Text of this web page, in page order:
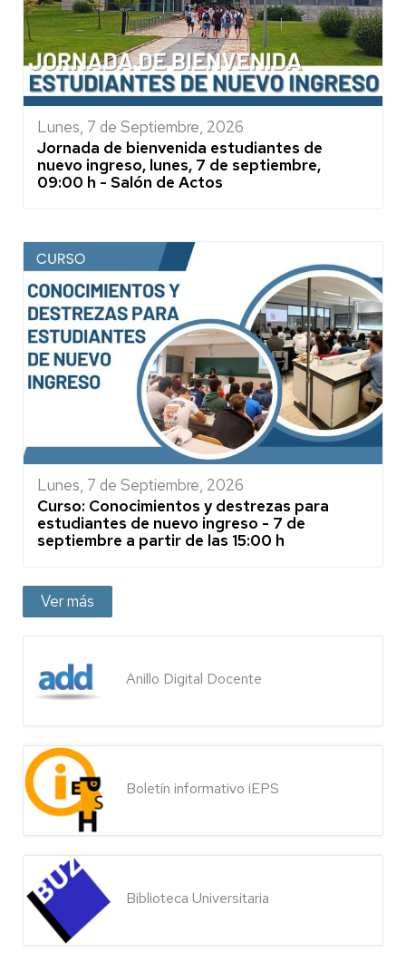
Lunes, 7 de Septiembre, 2026
Jornada de bienvenida estudiantes de
nuevo ingreso, lunes, 7 de septiembre,
09:00 h - Salón de Actos
Lunes, 7 de Septiembre, 2026
Curso: Conocimientos y destrezas para
estudiantes de nuevo ingreso - 7 de
septiembre a partir de las 15:00 h
Ver más
Anillo Digital Docente
Boletín informativo iEPS
Biblioteca Universitaria